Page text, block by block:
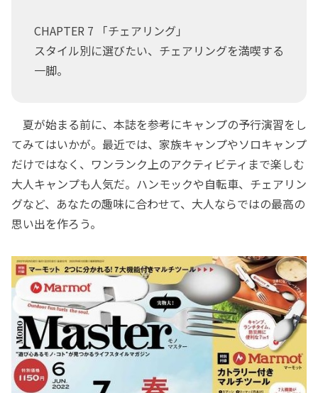
CHAPTER 7 「チェアリング」
スタイル別に選びたい、チェアリングを満喫する
一脚。
夏が始まる前に、本誌を参考にキャンプの予行演習をし
てみてはいかが。最近では、家族キャンプやソロキャンプ
だけではなく、ワンランク上のアクティビティまで楽しむ
大人キャンプも人気だ。ハンモックや自転車、チェアリン
グなど、あなたの趣味に合わせて、大人ならではの最高の
思い出を作ろう。